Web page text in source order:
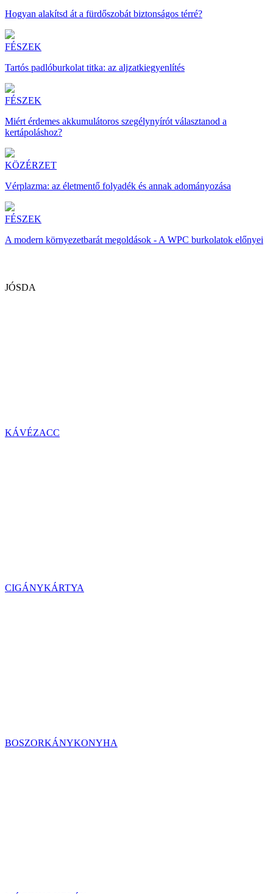
Hogyan alakítsd át a fürdőszobát biztonságos térré?
FÉSZEK
Tartós padlóburkolat titka: az aljzatkiegyenlítés
FÉSZEK
Miért érdemes akkumulátoros szegélynyírót választanod a
kertápoláshoz?
KÖZÉRZET
Vérplazma: az életmentő folyadék és annak adományozása
FÉSZEK
A modern környezetbarát megoldások - A WPC burkolatok előnyei
JÓSDA
KÁVÉZACC
CIGÁNYKÁRTYA
BOSZORKÁNYKONYHA